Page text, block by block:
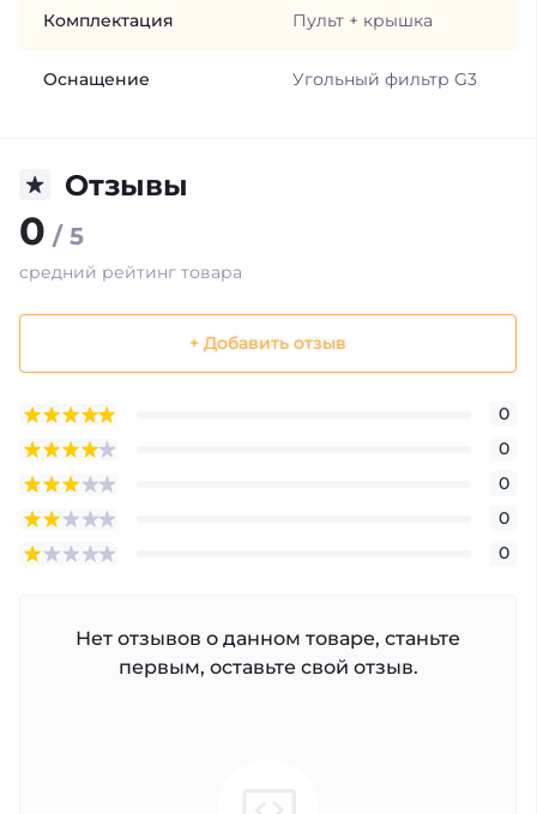
Комплектация Пульт + крышка
Оснащение Угольный фильтр G3
Отзывы
0 / 5
средний рейтинг товара
+ Добавить отзыв
0
0
0
0
0
Нет отзывов о данном товаре, станьте
первым, оставьте свой отзыв.